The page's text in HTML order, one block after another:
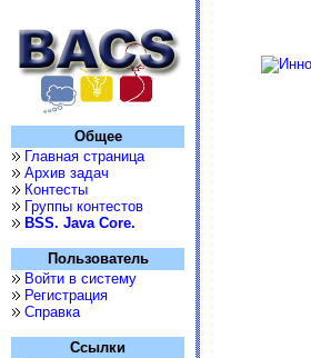
Общее
Главная страница
Архив задач
Контесты
Группы контестов
BSS. Java Core.
Пользователь
Войти в систему
Регистрация
Справка
Ссылки